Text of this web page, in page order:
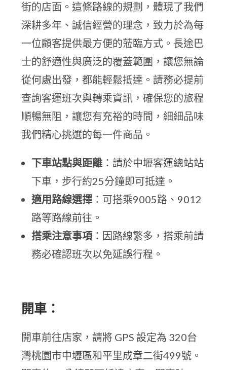
街的店面。這條路線的規劃，體現了我們
深耕多年、誠信經營的理念，致力於為每
一位顧客提供最方便的蒞臨方式。長途巴
士的舒適性與廣泛的覆蓋範圍，讓您無論
從何處出發，都能輕鬆抵達。請務必提前
查詢客運班次與轉乘資訊，確保您的旅程
順暢無阻，讓您有充裕的時間，細細品味
我們精心挑選的每一件商品。
下車站點與距離 ：請於中壢客運總站站
下車，步行約25分鐘即可抵達。
適用路線選擇 ：可搭乘9005路、9012
路等路線前往。
搭乘注意事項 ：因路線繁多，搭乘前請
務必確認班次以免延誤行程。
開車：
開車前往店家，請將 GPS 設定為 320台
灣桃園市中壢區和平里成章二街499號。